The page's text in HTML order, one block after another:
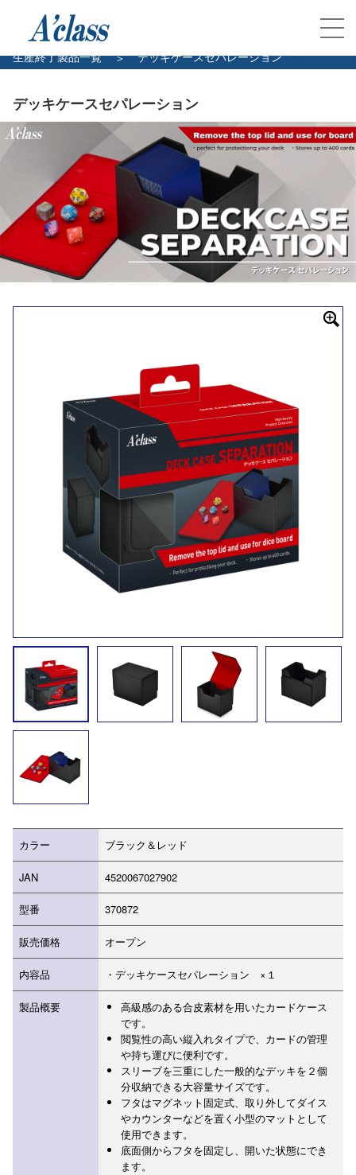
トップ 製品案内
生産終了製品一覧
デッキケースセパレーション
デッキケースセパレーション
カラー ブラック＆レッド
JAN 4520067027902
型番 370872
販売価格 オープン
内容品 ・デッキケースセパレーション ×１
製品概要
高級感のある合皮素材を用いたカードケース
です。
閲覧性の高い縦入れタイプで、カードの管理
や持ち運びに便利です。
スリーブを三重にした一般的なデッキを２個
分収納できる大容量サイズです。
フタはマグネット固定式、取り外してダイス
やカウンターなどを置く小型のマットとして
使用できます。
底面側からフタを固定し、開いた状態にでき
ます。